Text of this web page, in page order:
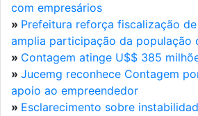
com empresários
» Prefeitura reforça fiscalização
amplia participação da população
» Contagem atinge U$$ 385
» Jucemg reconhece Contagem
apoio ao empreendedor
» Esclarecimento sobre